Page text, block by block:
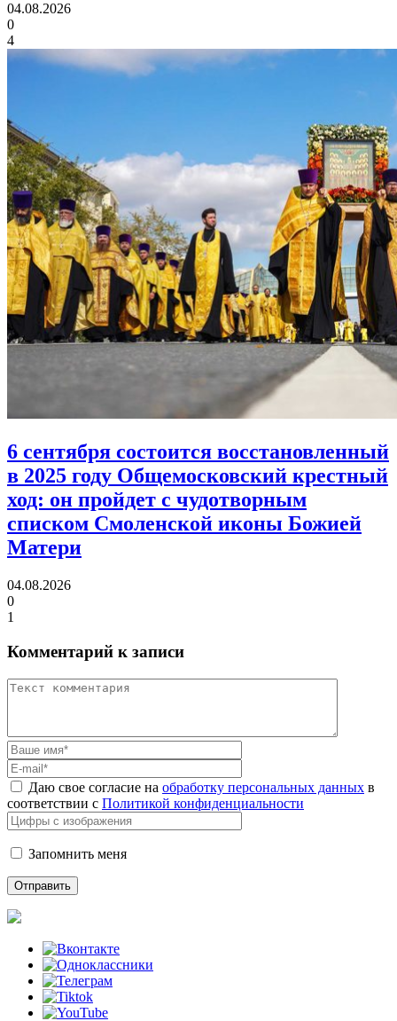
04.08.2026
0
4
6 сентября состоится восстановленный
в 2025 году Общемосковский крестный
ход: он пройдет с чудотворным
списком Смоленской иконы Божией
Матери
04.08.2026
0
1
Комментарий к записи
Даю свое согласие на обработку персональных данных в
соответствии с Политикой конфиденциальности
Запомнить меня